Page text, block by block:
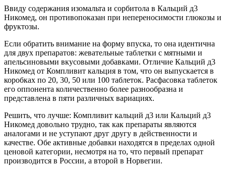
Ввиду содержания изомальта и сорбитола в Кальций д3
Никомед, он противопоказан при непереносимости глюкозы и
фруктозы.
Если обратить внимание на форму впуска, то она идентична
для двух препаратов: жевательные таблетки с мятными и
апельсиновыми вкусовыми добавками. Отличие Кальций д3
Никомед от Компливит кальция в том, что он выпускается в
коробках по 20, 30, 50 или 100 таблеток. Расфасовка таблеток
его оппонента количественно более разнообразна и
представлена в пяти различных вариациях.
Решить, что лучше: Компливит кальций д3 или Кальций д3
Никомед довольно трудно, так как препараты являются
аналогами и не уступают друг другу в действенности и
качестве. Обе активные добавки находятся в пределах одной
ценовой категории, несмотря на то, что первый препарат
производится в России, а второй в Норвегии.